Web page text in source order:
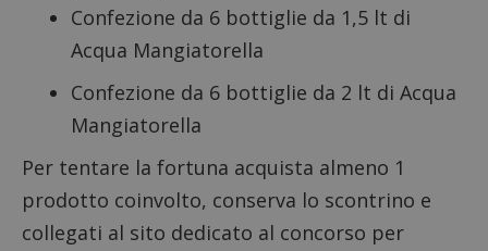
Confezione da 6 bottiglie da 1,5 lt di
Acqua Mangiatorella
Confezione da 6 bottiglie da 2 lt di Acqua
Mangiatorella
Per tentare la fortuna acquista almeno 1
prodotto coinvolto, conserva lo scontrino e
collegati al sito dedicato al concorso per